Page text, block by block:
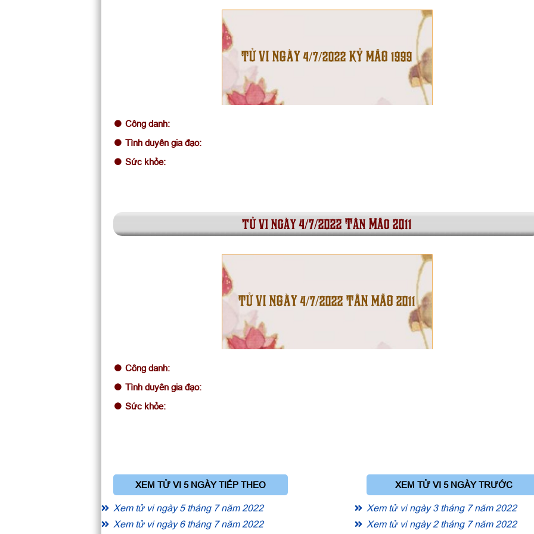
TỬ VI NGÀY 4/7/2022 KỶ MÃO 1999
Công danh:
Tình duyên gia đạo:
Sức khỏe:
tử vi ngày 4/7/2022 Tân Mão 2011
TỬ VI NGÀY 4/7/2022 TÂN MÃO 2011
Công danh:
Tình duyên gia đạo:
Sức khỏe:
XEM TỬ VI 5 NGÀY TIẾP THEO
Xem tử vi ngày 5 tháng 7 năm 2022
Xem tử vi ngày 6 tháng 7 năm 2022
XEM TỬ VI 5 NGÀY TRƯỚC
Xem tử vi ngày 3 tháng 7 năm 2022
Xem tử vi ngày 2 tháng 7 năm 2022